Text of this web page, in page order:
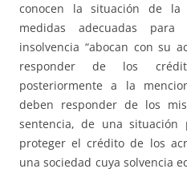
conocen la situación de
medidas adecuadas
insolvencia “abocan con su
responder de los
posteriormente a la
deben responder de los
sentencia, de una situación
proteger el crédito de los
una sociedad cuya solvencia